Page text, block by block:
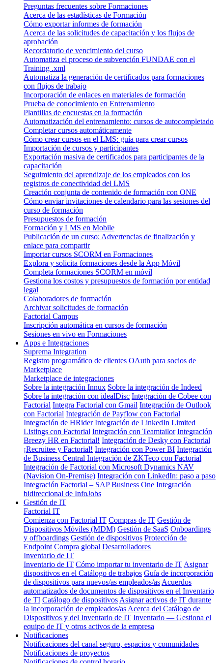
Preguntas frecuentes sobre Formaciones
Acerca de las estadísticas de Formación
Cómo exportar informes de formación
Acerca de las solicitudes de capacitación y los flujos de
aprobación
Recordatorio de vencimiento del curso
Automatiza el proceso de subvención FUNDAE con el
Training .xml
Automatiza la generación de certificados para formaciones
con flujos de trabajo
Incorporación de enlaces en materiales de formación
Prueba de conocimiento en Entrenamiento
Plantillas de encuestas en la formación
Automatización del entrenamiento: cursos de autocompletado
Completar cursos automáticamente
Cómo crear cursos en el LMS: guía para crear cursos
Importación de cursos y participantes
Exportación masiva de certificados para participantes de la
capacitación
Seguimiento del aprendizaje de los empleados con los
registros de conectividad del LMS
Creación conjunta de contenido de formación con ONE
Cómo enviar invitaciones de calendario para las sesiones del
curso de formación
Presupuestos de formación
Formación y LMS en Mobile
Publicación de un curso: Advertencias de finalización y
enlace para compartir
Importar cursos SCORM en Formaciones
Explora y solicita formaciones desde la App Móvil
Completa formaciones SCORM en móvil
Gestiona los costos y presupuestos de formación por entidad
legal
Colaboradores de formación
Archivar solicitudes de formación
Factorial Campus
Inscripción automática en cursos de formación
Sesiones en vivo en Formaciones
Apps e Integraciones
Suprema Integration
Registro programático de clientes OAuth para socios de
Marketplace
Marketplace de integraciones
Sobre la integración Innux Sobre la integración de Indeed
Sobre la integración con idealDisc Integración de Cobee con
Factorial Integra Factorial con Gmail Integración de Outlook
con Factorial Integración de Payflow con Factorial
Integración de HRider Integración de LinkedIn Limited
Listings con Factorial Integración con Teamtailor Integración
Breezy HR en Factorial! Integración de Desky con Factorial
¡Recruitee y Factorial! Integración con Power BI Integración
de Business Central Integración de ZKTeco con Factorial
Integración de Factorial con Microsoft Dynamics NAV
(Navision On-Premise) Integración con LinkedIn: paso a paso
Integración Factorial – SAP Business One Integración
bidireccional de InfoJobs
Gestión de IT
Factorial IT
Comienza con Factorial IT Compras de IT Gestión de
Dispositivos Móviles (MDM) Gestión de SaaS Onboardings
y offboardings Gestión de dispositivos Protección de
Endpoint Compra global Desarrolladores
Inventario de IT
Inventario de IT Cómo importar tu inventario de IT Asignar
dispositivos en el Catálogo de trabajos Guía de incorporación
de dispositivos para nuevos/as empleados/as Acuerdos
automatizados de documentos de dispositivos en el Inventario
de TI Catálogo de dispositivos Asignar activos de IT durante
la incorporación de empleados/as Acerca del Catálogo de
Dispositivos y del Inventario de IT Inventario — Gestiona el
equipo de IT y otros activos de la empresa
Notificaciones
Notificaciones del canal seguro, espacios y comunidades
Notificaciones de proyectos